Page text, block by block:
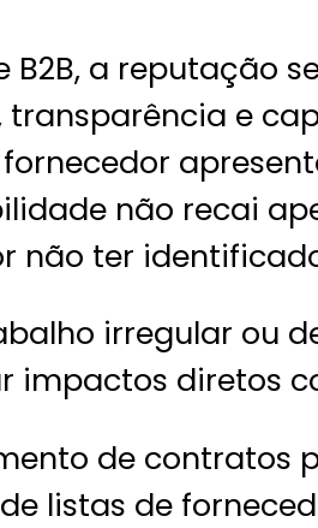
B2B, a reputação
transparência e
não recai
não ter
irregular ou
impactos diretos
de contratos
listas de